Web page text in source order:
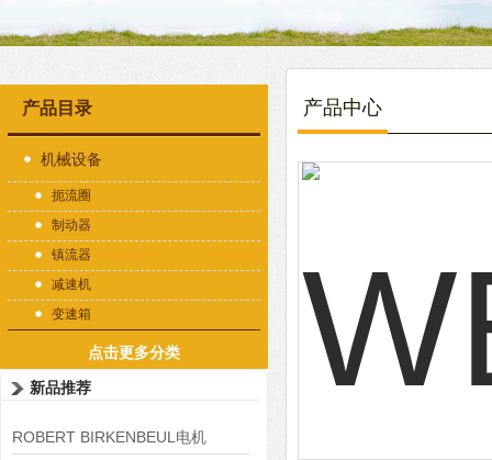
产品目录
机械设备
扼流圈
制动器
镇流器
减速机
变速箱
点击更多分类
新品推荐
ROBERT BIRKENBEUL电机
产品中心